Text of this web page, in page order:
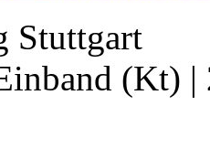
Stuttgart
(Kt) |